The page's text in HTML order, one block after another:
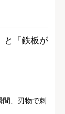
と「鉄板が
、刃物で刺